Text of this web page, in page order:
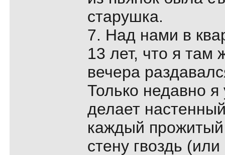
старушка.
7. Над нами в
13 лет, что я там
вечера
Только недавно я
делает
каждый
стену гвоздь